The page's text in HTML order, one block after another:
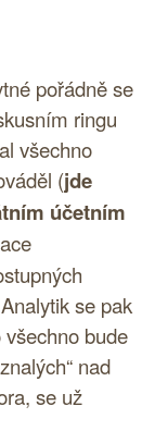
pořádně se
ringu
všechno
(jde
účetním
se pak
bude
nad
se už